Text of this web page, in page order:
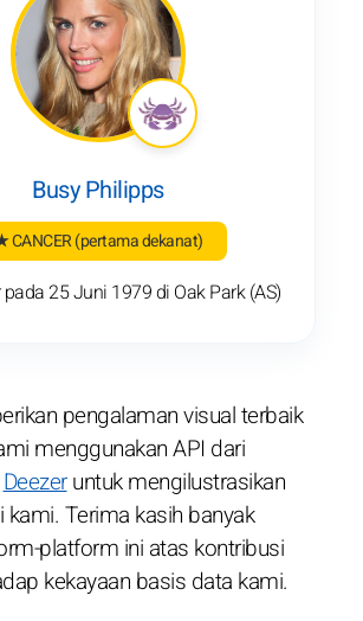
Busy Philipps
CANCER(pertama dekanat)
25 Juni 1979 di Oak Park (AS)
pengalaman visual terbaik
menggunakan API dari
Deezeruntuk mengilustrasikan
kami. Terima kasih banyak
platform ini atas kontribusi
kekayaan basis data kami.